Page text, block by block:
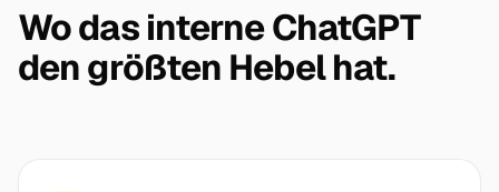
Wo das interne ChatGPT
den größten Hebel hat.